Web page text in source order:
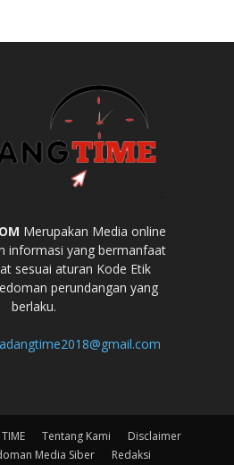
Merupakan Media online
informasi yang bermanfaat
sesuai aturan Kode Etik
perundangan yang
berlaku.
Tentang Kami
Disclaimer
Media Siber Redaksi